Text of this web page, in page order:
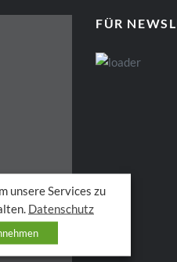
den Inhalt
FÜR
unsere Services zu
Datenschutz